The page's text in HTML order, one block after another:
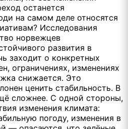
останется
на самом деле относятся
Исследования
норвежцев
развития в
заходит о конкретных
ограничениях, изменениях
снижается. Это
ценить стабильность. В
сложнее. С одной стороны,
изменения климата:
погоду, изменения в